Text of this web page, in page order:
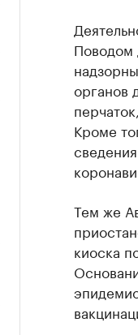
Поводом
органов
Кроме
Тем же
киоска